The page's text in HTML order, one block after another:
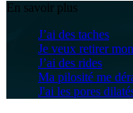
En savoir plus
J’ai des taches
Je veux retirer
J’ai des rides
Ma pilosité me
J'ai les pores